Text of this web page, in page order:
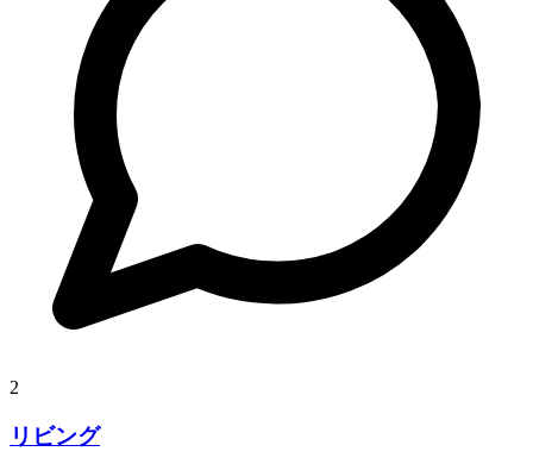
2
リビング